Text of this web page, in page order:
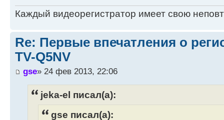
Каждый видеорегистратор имеет свою
Re: Первые впечатления о
TV-Q5NV
gse» 24 фев 2013, 22:06
jeka-el писал(а):
gse писал(а):